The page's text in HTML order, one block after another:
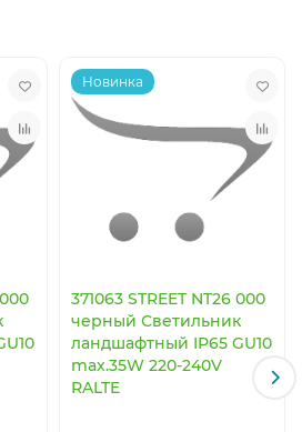
Новинка
371063 STREET NT26 000
черный Светильник
ландшафтный IP65 GU10
max.35W 220-240V
RALTE